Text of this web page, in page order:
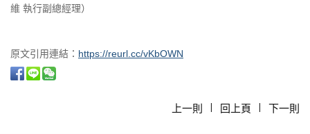
維 執行副總經理）
原文引用連結： https://reurl.cc/vKbOWN
上一則 | 回上頁 | 下一則